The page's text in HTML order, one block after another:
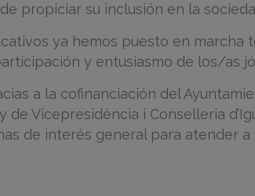
propiciar su inclusión en la
ya hemos puesto en marcha
y entusiasmo de los/as
a la cofinanciación del
de Vicepresidència i Conselleria
de interés general para atender